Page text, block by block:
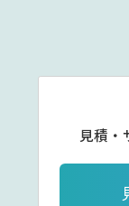
見積・